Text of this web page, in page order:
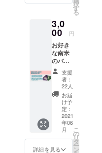
枚）
Up
Japan
Original
Sticker
Sets (3
sticker
s)
択
す
る
3,0
00 円
お好き
な南米
のバン
ダナを
お一つ
お送り
しま
す。バ
ンダナ
は、紫
「Pode
r
Feminin
支援
者：
22人
お届
け予
定：
2021
年06
月
詳細を見る
こ
の
リ
タ
ー
ン